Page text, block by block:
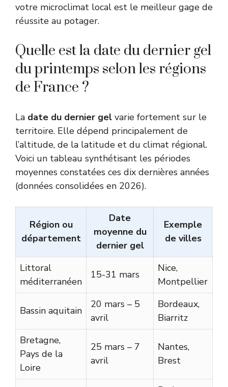
votre microclimat local est le meilleur gage de
réussite au potager.
Quelle est la date du dernier gel
du printemps selon les régions
de France ?
La date du dernier gel varie fortement sur le
territoire. Elle dépend principalement de
l’altitude, de la latitude et du climat régional.
Voici un tableau synthétisant les périodes
moyennes constatées ces dix dernières années
(données consolidées en 2026).
Région ou
département
Date
moyenne du
dernier gel
Exemple
de villes
Littoral
méditerranéen
15-31 mars
Nice,
Montpellier
Bassin aquitain
20 mars – 5
avril
Bordeaux,
Biarritz
Bretagne,
Pays de la
Loire
25 mars – 7
avril
Nantes,
Brest